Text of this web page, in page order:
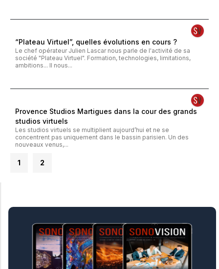
“Plateau Virtuel”, quelles évolutions en cours ?
Le chef opérateur Julien Lascar nous parle de l'activité de sa
société "Plateau Virtuel". Formation, technologies, limitations,
ambitions... Il nous...
Provence Studios Martigues dans la cour des grands
studios virtuels
Les studios virtuels se multiplient aujourd’hui et ne se
concentrent pas uniquement dans le bassin parisien. Un des
nouveaux venus,...
1 2